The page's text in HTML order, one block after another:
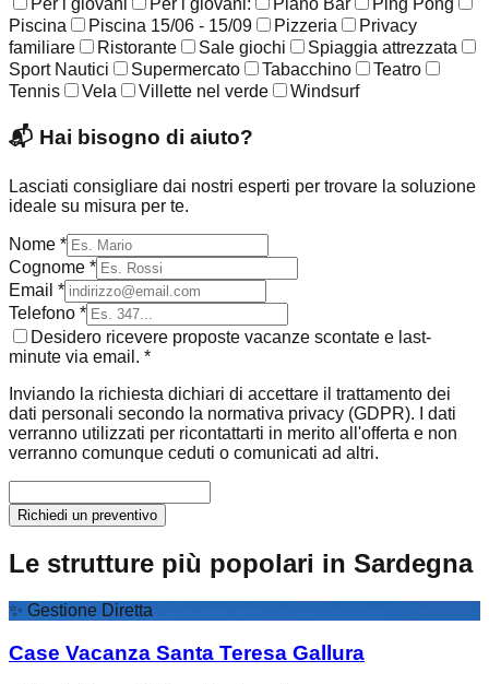
Piscina
Piscina 15/06 - 15/09 Pizzeria
Privacy
familiare
Ristorante Sale giochi
Spiaggia attrezzata
Sport Nautici
Supermercato Tabacchino
Teatro
Tennis
Vela Villette nel verde Windsurf
📬 Hai bisogno di aiuto?
Lasciati consigliare dai nostri esperti per trovare la soluzione
ideale su misura per te.
Nome *
Cognome *
Email *
Telefono *
Desidero ricevere proposte vacanze scontate e last-
minute via email. *
Inviando la richiesta dichiari di accettare il trattamento dei
dati personali secondo la normativa privacy (GDPR). I dati
verranno utilizzati per ricontattarti in merito all'offerta e non
verranno comunque ceduti o comunicati ad altri.
Richiedi un preventivo
Le strutture più popolari in Sardegna
✨ Gestione Diretta
Case Vacanza Santa Teresa Gallura